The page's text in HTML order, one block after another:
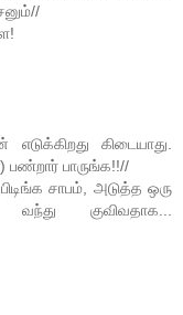
கிடையாது.
பண்றார் பாருங்க!!//
சாபம், அடுத்த ஒரு
குவிவதாக...